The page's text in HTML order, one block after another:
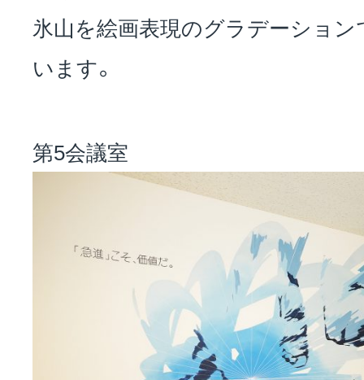
氷山を絵画表現のグラデーショ
います。
第5会議室